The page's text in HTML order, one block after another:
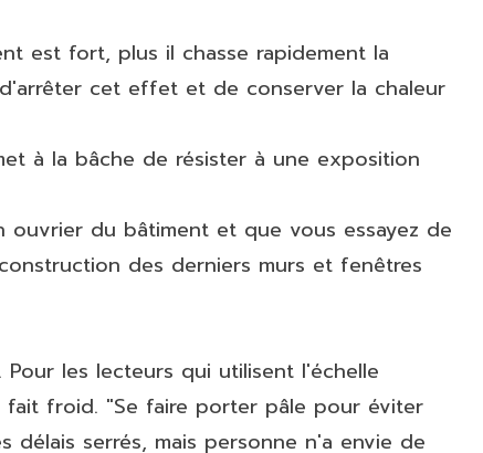
est fort, plus il chasse rapidement la
cet effet et de conserver la chaleur
à la bâche de résister à une exposition
ouvrier du bâtiment et que vous essayez de
des derniers murs et fenêtres
les lecteurs qui utilisent l'échelle
froid. "Se faire porter pâle pour éviter
serrés, mais personne n'a envie de